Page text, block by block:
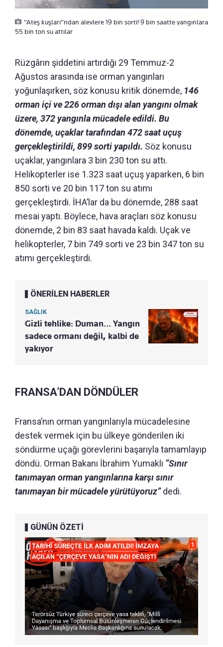
“Ateş kuşları”ndan alevlere 19 bin sorti! 9 bin saatte yangınlara
55 bin ton su attılar
Rüzgârın şiddetini artırdığı 29 Temmuz-2
Ağustos arasında ise orman yangınları
yoğunlaşırken, söz konusu kritik dönemde, 146
orman içi ve 226 orman dışı alan yangını olmak
üzere, 372 yangınla mücadele edildi. Bu
dönemde, uçaklar tarafından 472 saat uçuş
gerçekleştirildi, 899 sorti yapıldı. Söz konusu
uçaklar, yangınlara 3 bin 230 ton su attı.
Helikopterler ise 1.323 saat uçuş yaparken, 6 bin
850 sorti ve 20 bin 117 ton su atımı
gerçekleştirdi. İHA’lar da bu dönemde, 288 saat
mesai yaptı. Böylece, hava araçları söz konusu
dönemde, 2 bin 83 saat havada kaldı. Uçak ve
helikopterler, 7 bin 749 sorti ve 23 bin 347 ton su
atımı gerçekleştirdi.
ÖNERİLEN HABERLER
SAĞLIK
Gizli tehlike: Duman... Yangın
sadece ormanı değil, kalbi de
yakıyor
FRANSA’DAN DÖNDÜLER
Fransa’nın orman yangınlarıyla mücadelesine
destek vermek için bu ülkeye gönderilen iki
söndürme uçağı görevlerini başarıyla tamamlayıp
döndü. Orman Bakanı İbrahim Yumaklı “Sınır
tanımayan orman yangınlarına karşı sınır
tanımayan bir mücadele yürütüyoruz”dedi.
GÜNÜN ÖZETİ